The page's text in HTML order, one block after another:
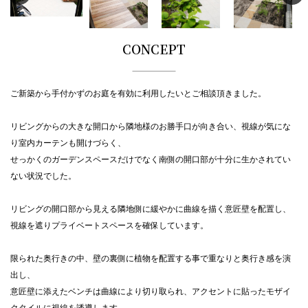
CONCEPT
ご新築から手付かずのお庭を有効に利用したいとご相談頂きました。
リビングからの大きな開口から隣地様のお勝手口が向き合い、視線が気にな
り室内カーテンも開けづらく、
せっかくのガーデンスペースだけでなく南側の開口部が十分に生かされてい
ない状況でした。
リビングの開口部から見える隣地側に緩やかに曲線を描く意匠壁を配置し、
視線を遮りプライベートスペースを確保しています。
限られた奥行きの中、壁の裏側に植物を配置する事で重なりと奥行き感を演
出し、
意匠壁に添えたベンチは曲線により切り取られ、アクセントに貼ったモザイ